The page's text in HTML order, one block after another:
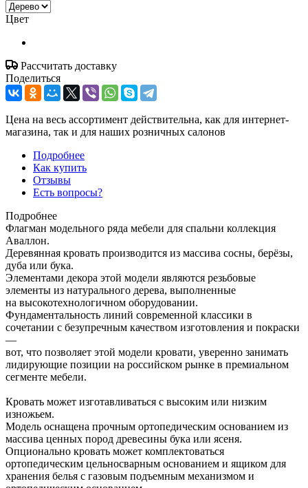
Цвет
Рассчитать доставку
Поделиться
Цена на весь ассортимент действительна, как для интернет-
магазина, так и для наших розничных салонов
Подробнее
Как купить
Отзывы
Есть вопросы?
Подробнее
Флагман модельного ряда мебели для спальни коллекция
Аваллон.
Деревянная кровать производится из массива сосны, берёзы,
дуба или бука.
Элементами декора этой модели являются резьбовые
элементы из натурального дерева, выполненные
на высокотехнологичном оборудовании.
Фундаментальность линий современной классики в
сочетании с безупречным качеством изготовления и покраски
—
вот, что позволяет этой модели кровати, уверенно занимать
лидирующие позиции на российском рынке в премиальном
сегменте мебели.
Кровать может изготавливаться с высоким или низким
изножьем.
Модель оснащена прочным ортопедическим основанием из
массива ценных пород древесины бука или ясеня.
Опционально кровать может комплектоваться
ортопедическим цельносварным основанием и ящиком для
хранения белья с газовым подъемным механизмом и